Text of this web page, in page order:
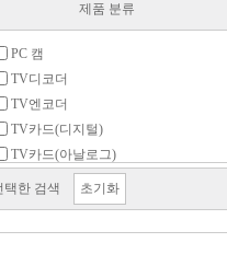
제품 분류
PC 캠
TV디코더
TV엔코더
TV카드(디지털)
TV카드(아날로그)
악세서리
영상편집장치
원격PC제어기
택한 검색
초기화